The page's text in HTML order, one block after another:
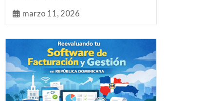
marzo 11, 2026